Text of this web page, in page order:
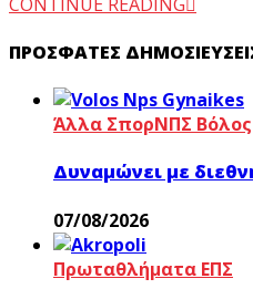
ΠΡΌΣΦΑΤΕΣ
Άλλα ΣπορΝΠΣ Βόλος
Δυναμώνει με
07/08/2026
Πρωταθλήματα ΕΠΣ